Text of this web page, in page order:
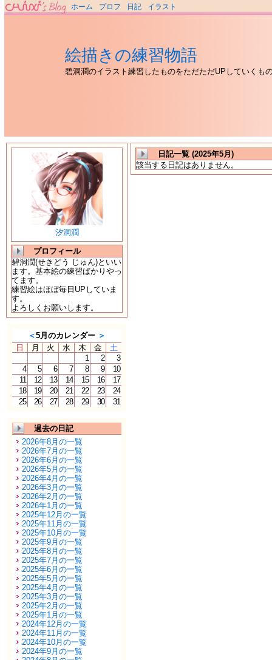
ホーム プロフ 日記 イラスト
絵描きの練習物語
碧洞潤のイラスト練習したものをただただUPしていくも
汐洞潤
プロフィール
碧洞潤(せきどう じゅん)といい
ます。基本絵の練習ばかりやっ
てます。
練習絵はほぼ毎日UPしていま
す。
よろしくお願いします。
＜5月のカレンダー ＞
日
月 火 水 木 金
土
1
2
3
4
5 6 7 8 9
10
11
12 13 14 15 16
17
18
19 20 21 22 23
24
25
26 27 28 29 30 31
過去の日記
2026年8月の一覧
2026年7月の一覧
2026年6月の一覧
2026年5月の一覧
2026年4月の一覧
2026年3月の一覧
2026年2月の一覧
2026年1月の一覧
2025年12月の一覧
2025年11月の一覧
2025年10月の一覧
2025年9月の一覧
2025年8月の一覧
2025年7月の一覧
2025年6月の一覧
2025年5月の一覧
2025年4月の一覧
2025年3月の一覧
2025年2月の一覧
2025年1月の一覧
2024年12月の一覧
2024年11月の一覧
2024年10月の一覧
2024年9月の一覧
日記一覧 (2025年5月)
該当する日記はありません。